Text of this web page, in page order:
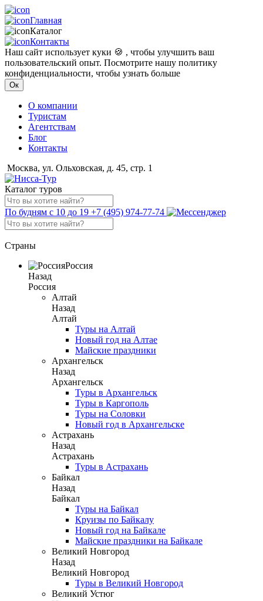
Главная
Каталог
Контакты
Наш сайт использует куки 🍪 , чтобы улучшить ваш
пользовательский опыт. Посмотрите нашу политику
конфиденциальности, чтобы узнать больше
Ок
О компании
Туристам
Агентствам
Блог
Контакты
Москва, ул. Ольховская, д. 45, стр. 1
Каталог туров
По будням с 10 до 19 +7 (495) 974-77-74
Страны
Россия
Назад
Россия
Алтай
Назад
Алтай
Туры на Алтай
Новый год на Алтае
Майские праздники
Архангельск
Назад
Архангельск
Туры в Архангельск
Туры в Каргополь
Туры на Соловки
Новый год в Архангельске
Астрахань
Назад
Астрахань
Туры в Астрахань
Байкал
Назад
Байкал
Туры на Байкал
Круизы по Байкалу
Новый год на Байкале
Майские праздники на Байкале
Великий Новгород
Назад
Великий Новгород
Туры в Великий Новгород
Великий Устюг